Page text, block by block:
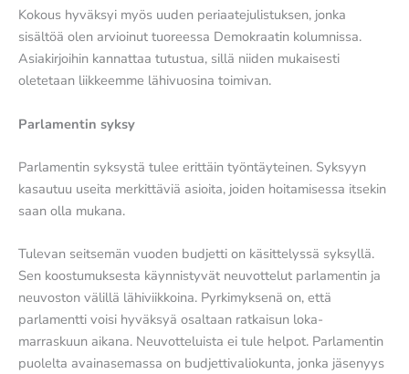
Kokous hyväksyi myös uuden periaatejulistuksen, jonka
sisältöä olen arvioinut tuoreessa Demokraatin kolumnissa.
Asiakirjoihin kannattaa tutustua, sillä niiden mukaisesti
oletetaan liikkeemme lähivuosina toimivan.
Parlamentin syksy
Parlamentin syksystä tulee erittäin työntäyteinen. Syksyyn
kasautuu useita merkittäviä asioita, joiden hoitamisessa itsekin
saan olla mukana.
Tulevan seitsemän vuoden budjetti on käsittelyssä syksyllä.
Sen koostumuksesta käynnistyvät neuvottelut parlamentin ja
neuvoston välillä lähiviikkoina. Pyrkimyksenä on, että
parlamentti voisi hyväksyä osaltaan ratkaisun loka-
marraskuun aikana. Neuvotteluista ei tule helpot. Parlamentin
puolelta avainasemassa on budjettivaliokunta, jonka jäsenyys